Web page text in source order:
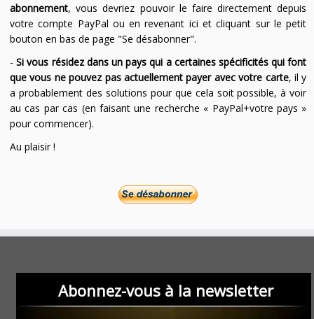
abonnement, vous devriez pouvoir le faire directement depuis
votre compte PayPal ou en revenant ici et cliquant sur le petit
bouton en bas de page "Se désabonner".
-Si vous résidez dans un pays qui a certaines spécificités qui font
que vous ne pouvez pas actuellement payer avec votre carte, il y
a probablement des solutions pour que cela soit possible, à voir
au cas par cas (en faisant une recherche « PayPal+votre pays »
pour commencer).
Au plaisir !
Abonnez-vous à la newsletter